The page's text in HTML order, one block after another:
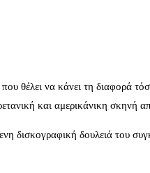
θέλει να κάνει τη διαφορά
και αμερικάνικη σκηνή
δισκογραφική δουλειά του